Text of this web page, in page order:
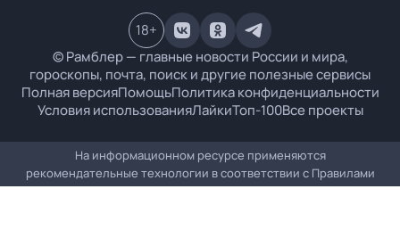
© Рамблер — главные новости России и мира,
гороскопы, почта, поиск и другие полезные сервисы
Полная версияПомощьПолитика конфиденциальности
Условия использованияЛайкиТоп-100Все проекты
18+
На информационном ресурсе применяются
рекомендательные технологии в соответствии с Правилами